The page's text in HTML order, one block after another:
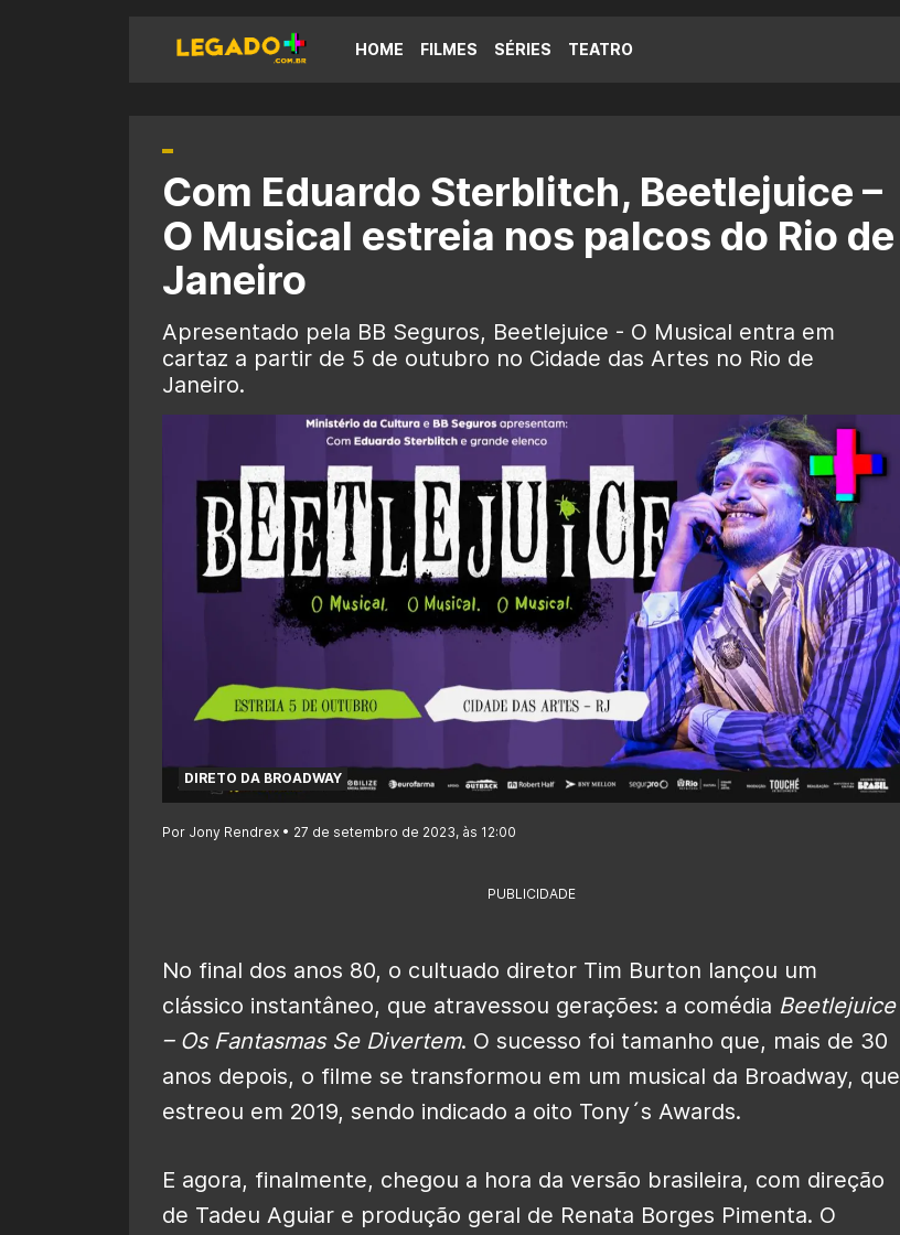
HOME FILMES SÉRIES TEATRO
Com Eduardo Sterblitch, Beetlejuice –
O Musical estreia nos palcos do Rio de
Janeiro
Apresentado pela BB Seguros, Beetlejuice - O Musical entra em
cartaz a partir de 5 de outubro no Cidade das Artes no Rio de
Janeiro.
DIRETO DA BROADWAY
Por Jony Rendrex • 27 de setembro de 2023, às 12:00
PUBLICIDADE
No final dos anos 80, o cultuado diretor Tim Burton lançou um
clássico instantâneo, que atravessou gerações: a comédia Beetlejuice
– Os Fantasmas Se Divertem. O sucesso foi tamanho que, mais de 30
anos depois, o filme se transformou em um musical da Broadway, que
estreou em 2019, sendo indicado a oito Tony´s Awards.
E agora, finalmente, chegou a hora da versão brasileira, com direção
de Tadeu Aguiar e produção geral de Renata Borges Pimenta. O